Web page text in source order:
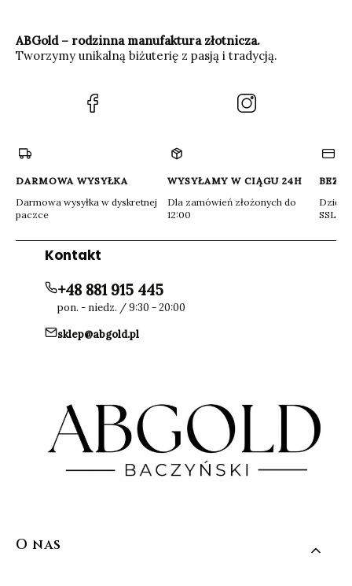
ABGold – rodzinna manufaktura złotnicza.
Tworzymy unikalną biżuterię z pasją i tradycją.
(Otwiera
się
DARMOWA WYSYŁKA
Darmowa wysyłka w dyskretnej
paczce
WYSYŁAMY W CIĄGU 24H
Dla zamówień złożonych do
12:00
Dzięki
SSL
Kontakt
+48 881 915 445
pon. - niedz. / 9:30 - 20:00
sklep@abgold.pl
Linki w stopce
O nas